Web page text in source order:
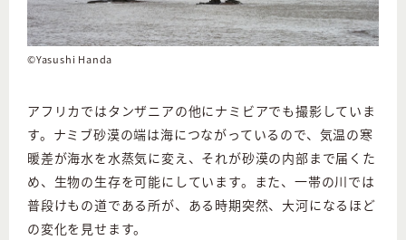
©Yasushi Handa
アフリカではタンザニアの他にナミビアでも撮影していま
す。ナミブ砂漠の端は海につながっているので、気温の寒
暖差が海水を水蒸気に変え、それが砂漠の内部まで届くた
め、生物の生存を可能にしています。また、一帯の川では
普段けもの道である所が、ある時期突然、大河になるほど
の変化を見せます。